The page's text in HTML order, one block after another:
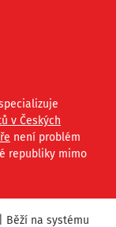
v Českých
není problém
republiky mimo
| Běží na systému